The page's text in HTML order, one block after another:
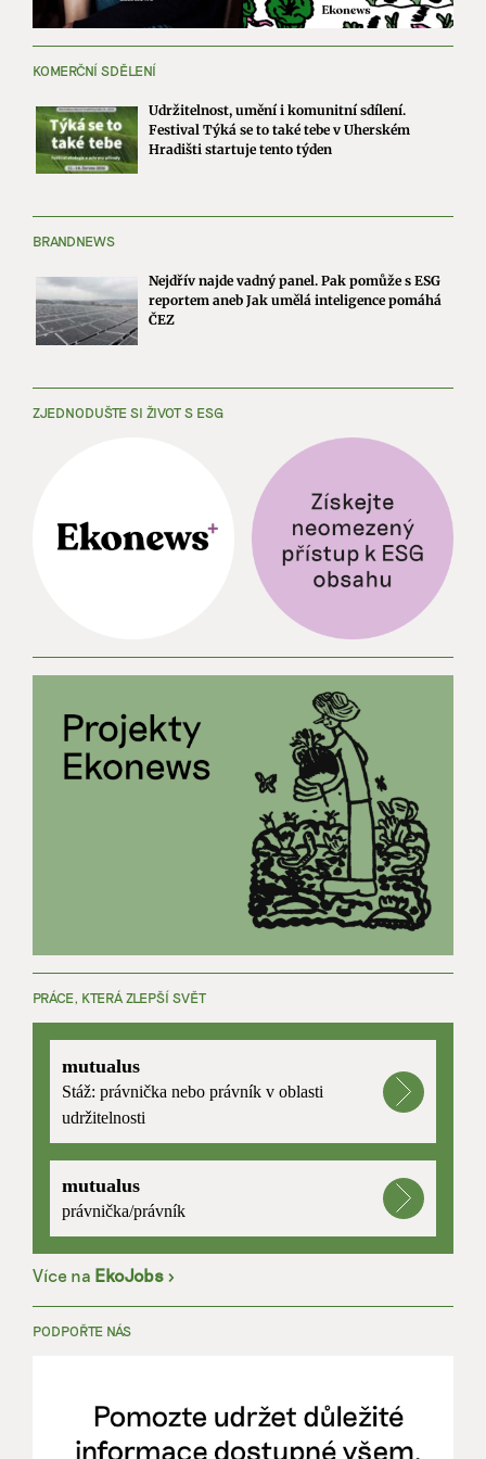
KOMERČNÍ SDĚLENÍ
Udržitelnost, umění i komunitní sdílení.
Festival Týká se to také tebe v Uherském
Hradišti startuje tento týden
BRANDNEWS
Nejdřív najde vadný panel. Pak pomůže s ESG
reportem aneb Jak umělá inteligence pomáhá
ČEZ
ZJEDNODUŠTE SI ŽIVOT S ESG
PRÁCE, KTERÁ ZLEPŠÍ SVĚT
mutualus
Stáž: právnička nebo právník v oblasti
udržitelnosti
mutualus
právnička/právník
Více na EkoJobs >
PODPOŘTE NÁS